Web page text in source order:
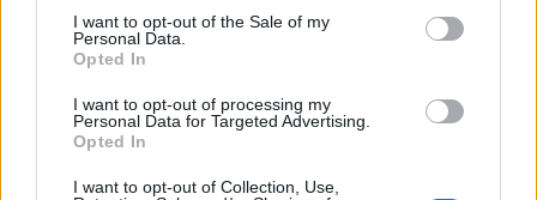
consent section.
I want to opt-out of the Sale of my
Personal Data.
Opted In
I want to opt-out of processing my
Personal Data for Targeted Advertising.
Opted In
I want to opt-out of Collection, Use,
További információ: